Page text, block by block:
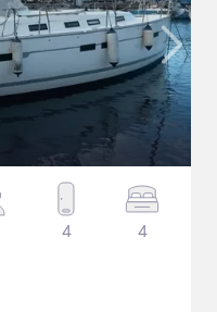
4 4